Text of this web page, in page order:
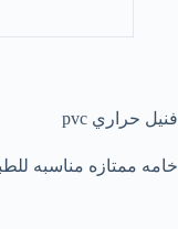
فنيل حراري pvc
خامه ممتازه مناسبه